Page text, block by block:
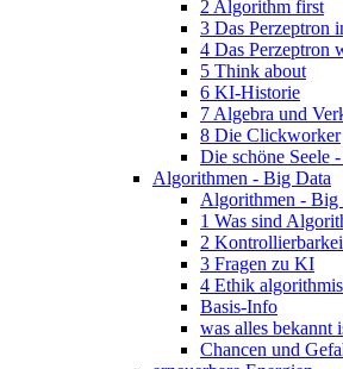
2 Algorithm first
3 Das Perzeptron
4 Das Perzeptron
5 Think about
6 KI-Historie
7 Algebra und
8 Die Clickworker
Die schöne Seele
Algorithmen - Big Data
Algorithmen - Big
1 Was sind
2
3 Fragen zu KI
4 Ethik
Basis-Info
was alles bekannt
Chancen und